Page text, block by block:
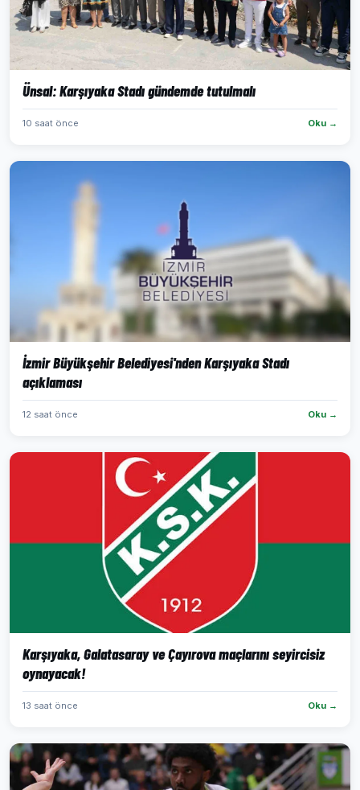
Ünsal: Karşıyaka Stadı gündemde tutulmalı
10 saat önce Oku →
İzmir Büyükşehir Belediyesi'nden Karşıyaka Stadı
açıklaması
12 saat önce Oku →
Karşıyaka, Galatasaray ve Çayırova maçlarını seyircisiz
oynayacak!
13 saat önce Oku →